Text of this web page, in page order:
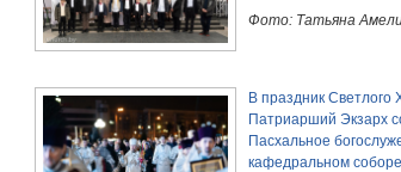
Фото: Татьяна
В праздник Светлого
Патриарший Экзарх
Пасхальное
кафедральном